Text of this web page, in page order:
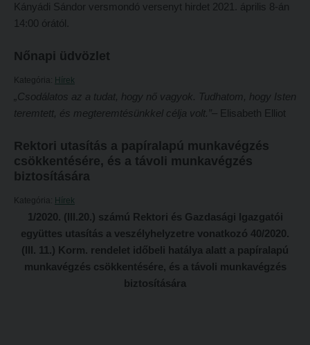
Tanulmányi tájékoztató
Baleset-, munka- és tűzvédelmi megelőző ismeretek hallgatók részére
Moodle, Teams, Microsoft, eduID
ESEMÉNYEK
Kányádi-verseny
Tanulva tanítani
Innováció a pedagógushivatásban
Tehetség - Hit - Identitás konferencia
Kari pályázatok
Tanulmányi határidők
Tanulmányi Osztály
Tételsorok
Baleset-, munka- és tűzvédelmi megelőző ismeretek hallgatók részére
Moodle, Teams, Microsoft, eduID
Kárpátok alatt
Kányádi Sándor versmondó versenyt hirdet 2021. április 8-án
14:00 órától.
Nőnapi üdvözlet
Kategória: Hírek
„Csodálatos az a tudat, hogy nő vagyok. Tudhatom, hogy Isten
teremtett, és megteremtésünkkel célja volt.”– Elisabeth Elliot
Rektori utasítás a papíralapú munkavégzés
csökkentésére, és a távoli munkavégzés
biztosítására
Kategória: Hírek
1/2020. (III.20.) számú Rektori és Gazdasági Igazgatói
együttes utasítás a veszélyhelyzetre vonatkozó 40/2020.
(III. 11.) Korm. rendelet időbeli hatálya alatt a papíralapú
munkavégzés csökkentésére, és a távoli munkavégzés
biztosítására